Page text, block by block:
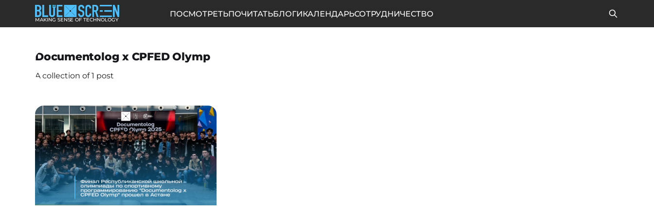
MAKING SENSE OF TECHNOLOGY
ПОСМОТРЕТЬПОЧИТАТЬБЛОГИКАЛЕНДАРЬСОТРУДНИЧЕСТВО
Documentolog x CPFED Olymp
A collection of 1 post